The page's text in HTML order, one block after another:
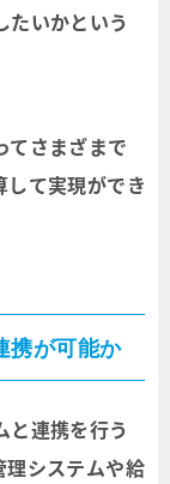
たいかという
てさまざまで
て実現ができ
携が可能か
と連携を行う
理システムや給